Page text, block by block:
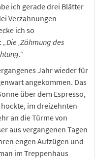
ich gerade drei Blätter
Verzahnungen
ich so
„Die ‚Zähmung des
Jahr wieder für
angekommen. Das
über dem Espresso,
im dreizehnten
an die Türme von
aus vergangenen Tagen
engen Aufzügen und
im Treppenhaus